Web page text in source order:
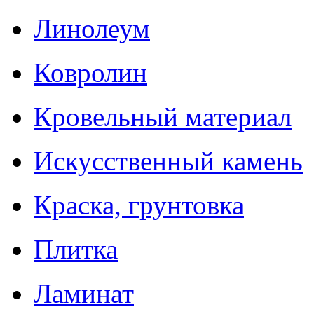
Линолеум
Ковролин
Кровельный материал
Искусственный камень
Краска, грунтовка
Плитка
Ламинат